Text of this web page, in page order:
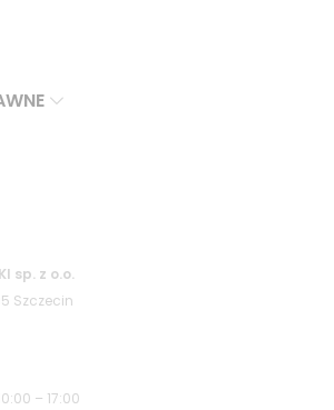
sp. z o.o.
Szczecin
– 17:00